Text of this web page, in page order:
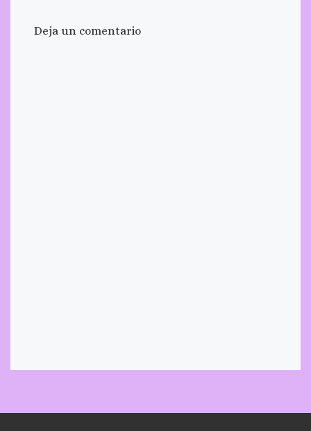
Deja un comentario